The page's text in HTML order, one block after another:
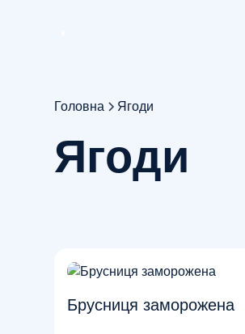
Головна Ягоди
Ягоди
Брусниця заморожена